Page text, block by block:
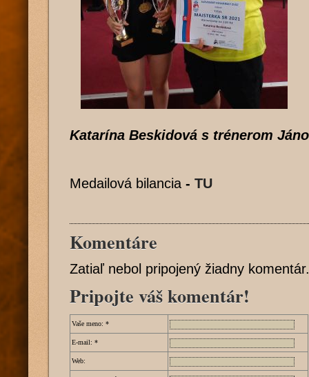
Katarína Beskidová s trénerom
Medailová bilancia - TU
Komentáre
Zatiaľ nebol pripojený žiadny
Pripojte váš komentár!
Vaše meno: *
E-mail: *
Web: